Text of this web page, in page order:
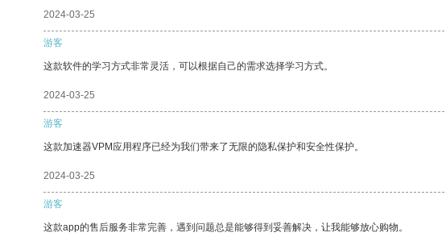
2024-03-25
游客
这款软件的学习方式非常灵活，可以根据自己的需求选择学习方式。
2024-03-25
游客
这款加速器VPM应用程序已经为我们带来了无限的隐私保护和安全性保护。
2024-03-25
游客
这款app的售后服务非常完善，遇到问题总是能够得到妥善解决，让我能够放心购物。